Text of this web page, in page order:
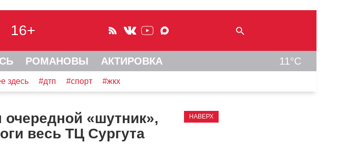
16+
РОМАНОВЫ АКТИРОВКА 11°C
здесь #дтп #спорт #жкх
«шутник»,
весь ТЦ Сургута
НАВЕРХ